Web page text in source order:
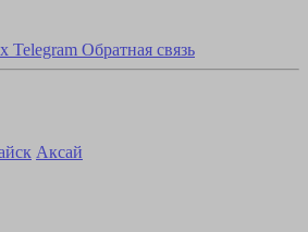
Telegram Обратная связь
Аксай